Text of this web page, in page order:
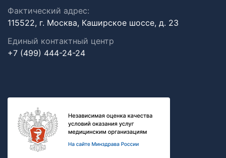
Фактический адрес:
115522, г. Москва, Каширское шоссе, д. 23
Единый контактный центр
+7 (499) 444-24-24